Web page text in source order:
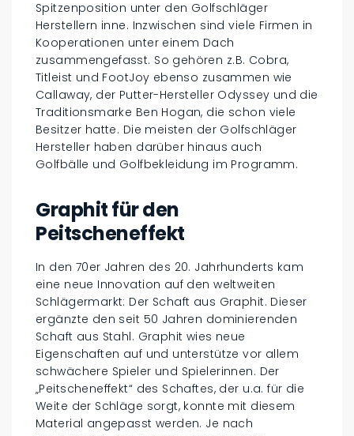
Spitzenposition unter den Golfschläger
Herstellern inne. Inzwischen sind viele Firmen in
Kooperationen unter einem Dach
zusammengefasst. So gehören z.B. Cobra,
Titleist und FootJoy ebenso zusammen wie
Callaway, der Putter-Hersteller Odyssey und die
Traditionsmarke Ben Hogan, die schon viele
Besitzer hatte. Die meisten der Golfschläger
Hersteller haben darüber hinaus auch
Golfbälle und Golfbekleidung im Programm.
Graphit für den
Peitscheneffekt
In den 70er Jahren des 20. Jahrhunderts kam
eine neue Innovation auf den weltweiten
Schlägermarkt: Der Schaft aus Graphit. Dieser
ergänzte den seit 50 Jahren dominierenden
Schaft aus Stahl. Graphit wies neue
Eigenschaften auf und unterstütze vor allem
schwächere Spieler und Spielerinnen. Der
„Peitscheneffekt“ des Schaftes, der u.a. für die
Weite der Schläge sorgt, konnte mit diesem
Material angepasst werden. Je nach